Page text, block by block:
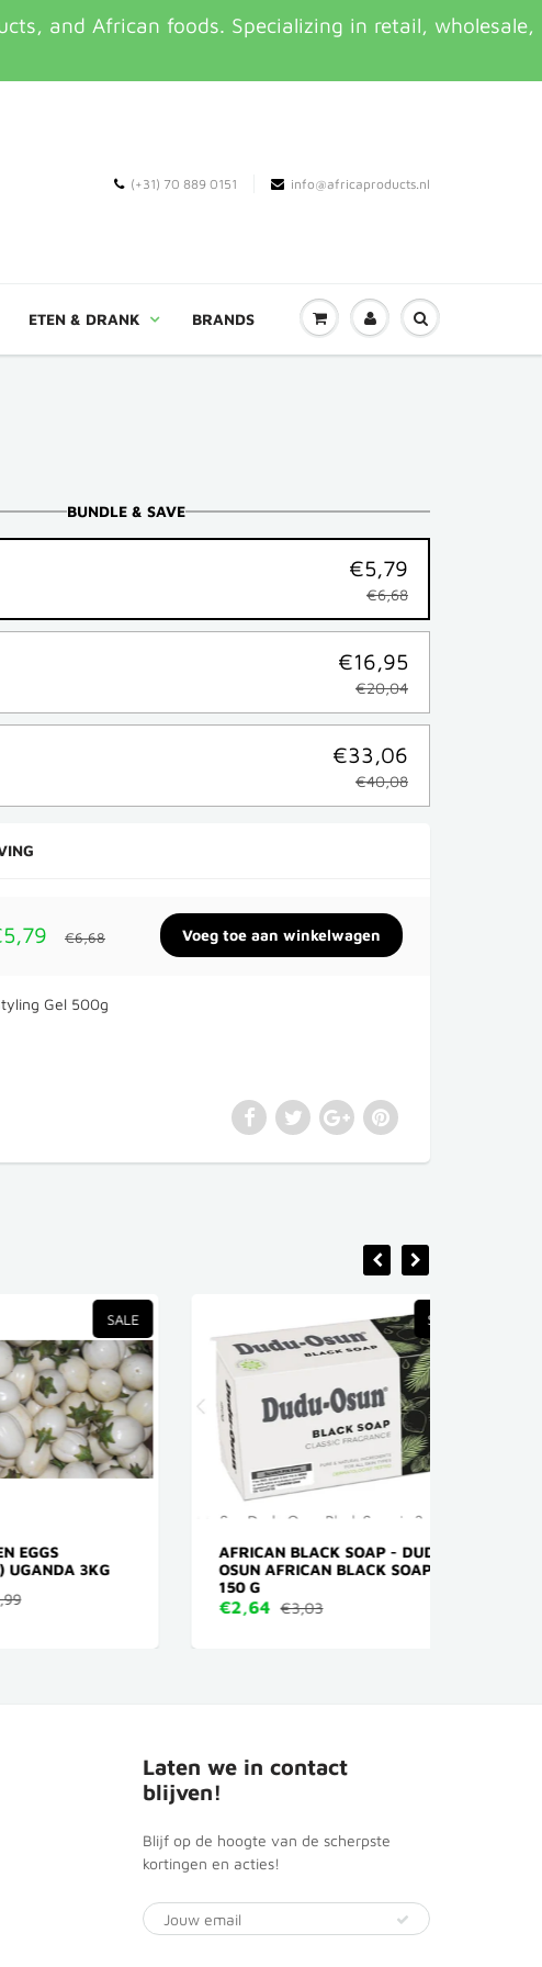
and African foods. Specializing in retail, wholesale,
(+31) 70 889 0151 info@africaproducts.nl
ETEN & DRANK BRANDS
BUNDLE & SAVE
€5,79
€6,68
€16,95
€20,04
€33,06
€40,08
€6,68
Gel 500g
3KG
SALE
AFRICAN BLACK SOAP - DUDU
OSUN AFRICAN BLACK SOAP
€2,64 €3,03
Laten we in contact
blijven!
Blijf op de hoogte van de scherpste
kortingen en acties!